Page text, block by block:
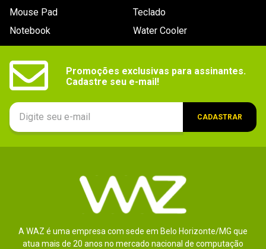
Mouse Pad
Notebook
Teclado
Water Cooler
Promoções exclusivas para assinantes.
Cadastre seu e-mail!
CADASTRAR
A WAZ é uma empresa com sede em Belo Horizonte/MG que
atua mais de 20 anos no mercado nacional de computação